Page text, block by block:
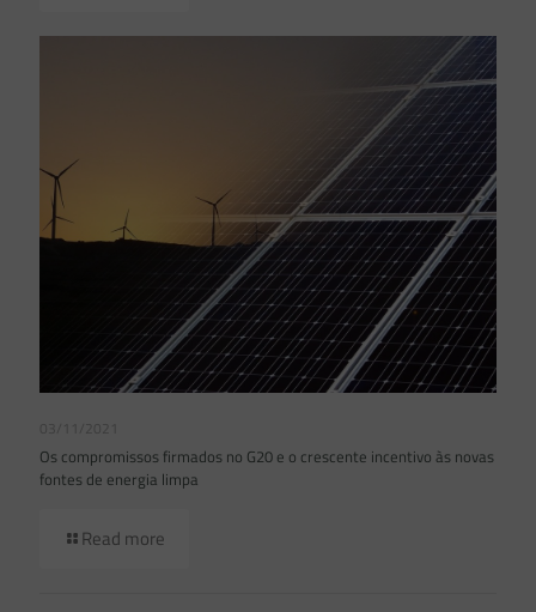
03/11/2021
Os compromissos firmados no G20 e o crescente incentivo às novas
fontes de energia limpa
Read more